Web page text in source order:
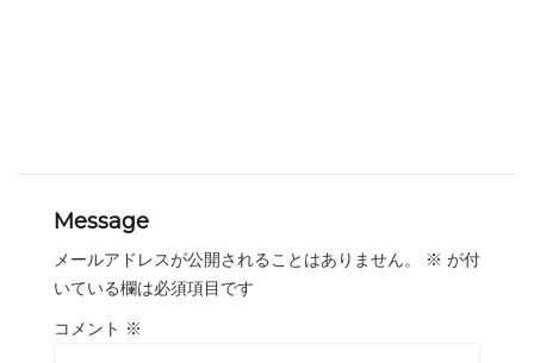
Message
メールアドレスが公開されることはありません。 ※ が付
いている欄は必須項目です
コメント ※